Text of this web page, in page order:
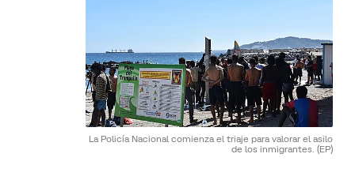
La Policía Nacional comienza el triaje para valorar el asilo
de los inmigrantes. (EP)